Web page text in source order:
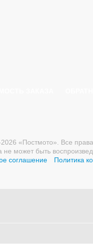
«Постмото». Все
может быть
соглашение
Политика